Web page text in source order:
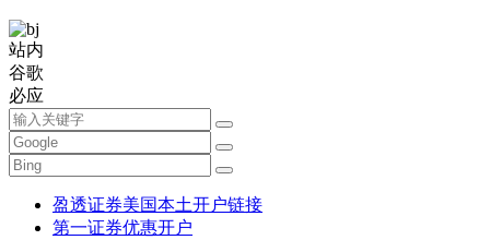
站内
谷歌
必应
盈透证券美国本土开户链接
第一证券优惠开户